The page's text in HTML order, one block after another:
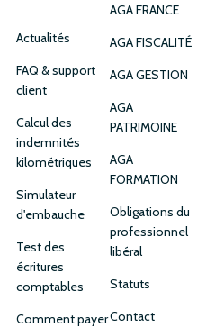
Actualités
FAQ & support
client
Calcul des
indemnités
kilométriques
Simulateur
d'embauche
Test des
écritures
comptables
Comment payer
AGA FRANCE
AGA FISCALITÉ
AGA GESTION
AGA
PATRIMOINE
AGA
FORMATION
Obligations du
professionnel
libéral
Statuts
Contact